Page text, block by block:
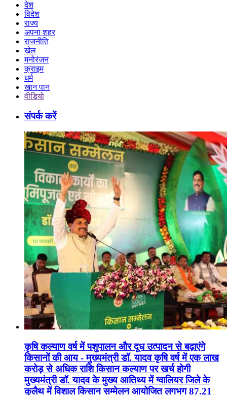
देश
विदेश
राज्य
अपना शहर
राजनीति
खेल
मनोरंजन
क्राइम
धर्म
खान पान
वीडियो
संपर्क करें
कृषि कल्याण वर्ष में पशुपालन और दूध उत्पादन से बढ़ाएंगे
किसानों की आय - मुख्यमंत्री डॉ. यादव कृषि वर्ष में एक लाख
करोड़ से अधिक राशि किसान कल्याण पर खर्च होगी
मुख्यमंत्री डॉ. यादव के मुख्य आतिथ्य में ग्वालियर जिले के
कुलैथ में विशाल किसान सम्मेलन आयोजित लगभग 87.21